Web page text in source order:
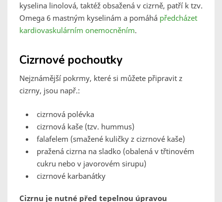
kyselina linolová, taktéž obsažená v cizrně, patří k tzv.
Omega 6 mastným kyselinám a pomáhá předcházet
kardiovaskulárním onemocněním.
Cizrnové pochoutky
Nejznámější pokrmy, které si můžete připravit z
cizrny, jsou např.:
cizrnová polévka
cizrnová kaše (tzv. hummus)
falafelem (smažené kuličky z cizrnové kaše)
pražená cizrna na sladko (obalená v třtinovém
cukru nebo v javorovém sirupu)
cizrnové karbanátky
Cizrnu je nutné před tepelnou úpravou